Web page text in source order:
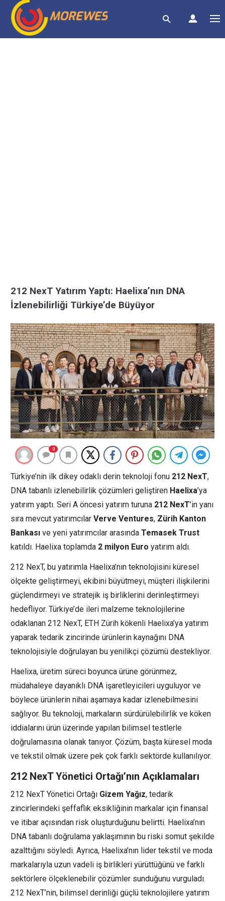
212 NexT Yatırım Yaptı: Haelixa’nın DNA
İzlenebilirliği Türkiye’de Büyüyor
0
Türkiye’nin ilk dikey odaklı derin teknoloji fonu 212 NexT,
DNA tabanlı izlenebilirlik çözümleri geliştiren Haelixa’ya
yatırım yaptı. Seri A öncesi yatırım turuna 212 NexT’in yanı
sıra mevcut yatırımcılar Verve Ventures, Zürih Kanton
Bankası ve yeni yatırımcılar arasında Temasek Trust
katıldı. Haelixa toplamda 2 milyon Euro yatırım aldı.
212 NexT, bu yatırımla Haelixa’nın teknolojisini küresel
ölçekte geliştirmeyi, ekibini büyütmeyi, müşteri ilişkilerini
güçlendirmeyi ve stratejik iş birliklerini derinleştirmeyi
hedefliyor. Türkiye’de ileri malzeme teknolojilerine
odaklanan 212 NexT, ETH Zürih kökenli Haelixa’ya yatırım
yaparak tedarik zincirinde ürünlerin kaynağını DNA
teknolojisiyle doğrulayan bu yenilikçi çözümü destekliyor.
Haelixa, üretim süreci boyunca ürüne görünmez,
müdahaleye dayanıklı DNA işaretleyicileri uyguluyor ve
böylece ürünlerin nihai aşamaya kadar izlenebilmesini
sağlıyor. Bu teknoloji, markaların sürdürülebilirlik ve köken
iddialarını ürün üzerinde yapılan bilimsel testlerle
doğrulamasına olanak tanıyor. Çözüm, başta küresel moda
ve tekstil olmak üzere pek çok farklı sektörde kullanılıyor.
212 NexT Yönetici Ortağı’nın Açıklamaları
212 NexT Yönetici Ortağı Gizem Yağız, tedarik
zincirlerindeki şeffaflık eksikliğinin markalar için finansal
ve itibar açısından risk oluşturduğunu belirtti. Haelixa’nın
DNA tabanlı doğrulama yaklaşımının bu riski somut şekilde
azalttığını söyledi. Ayrıca, Haelixa’nın lider tekstil ve moda
markalarıyla uzun vadeli iş birlikleri yürüttüğünü ve farklı
sektörlere ölçeklenebilir çözümler sunduğunu vurguladı.
212 NexT’nin, bilimsel derinliği güçlü teknolojilere yatırım